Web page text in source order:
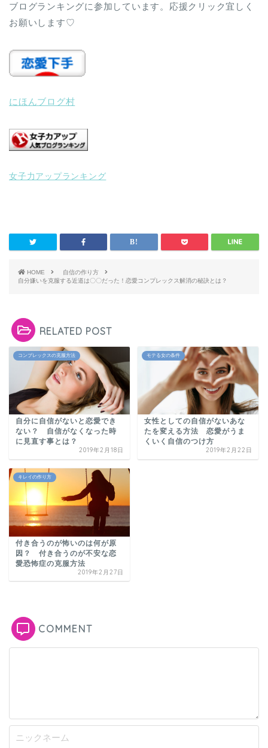
ブログランキングに参加しています。応援クリック宜しく
お願いします♡
にほんブログ村
女子力アップランキング
HOME
自信の作り方
自分嫌いを克服する近道は〇〇だった！恋愛コンプレックス解消の秘訣とは？
RELATED POST
コンプレックスの克服方法
自分に自信がないと恋愛でき
ない？ 自信がなくなった時
に見直す事とは？
2019年2月18日
モテる女の条件
女性としての自信がないあな
たを変える方法 恋愛がうま
くいく自信のつけ方
2019年2月22日
キレイの作り方
付き合うのが怖いのは何が原
因？ 付き合うのが不安な恋
愛恐怖症の克服方法
2019年2月27日
COMMENT